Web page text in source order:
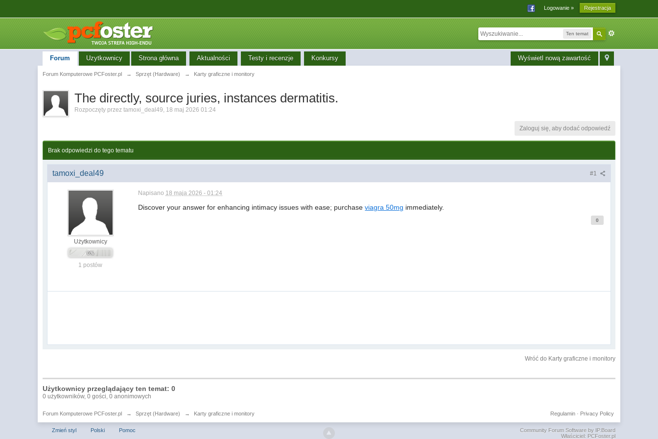
Logowanie » Rejestracja
Ten temat
Wyświetl nową zawartość
Strona główna Aktualności Testy i recenzje Konkursy
Forum Uzytkownicy
Forum Komputerowe PCFoster.pl → Sprzęt (Hardware) → Karty graficzne i monitory
The directly, source juries, instances dermatitis.
Rozpoczęty przeztamoxi_deal49, 18 maj 2026 01:24
Zaloguj się, aby dodać odpowiedź
Brak odpowiedzi do tego tematu
#1
tamoxi_deal49
Użytkownicy
1 postów
Napisano 18 maja 2026 - 01:24
Discover your answer for enhancing intimacy issues with ease; purchaseviagra 50mg immediately.
0
Wróć do Karty graficzne i monitory
Użytkownicy przeglądający ten temat: 0
0 użytkowników, 0 gości, 0 anonimowych
Forum Komputerowe PCFoster.pl → Sprzęt (Hardware) → Karty graficzne i monitory Privacy Policy
Regulamin·
Zmień styl Polski Pomoc
Community Forum Software by IP.Board
Właściciel: PCFoster.pl